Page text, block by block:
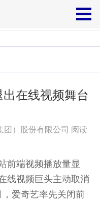
在线视频舞台
团）股份有限公司 阅读
前端视频播放量显
线视频巨头主动取消
爱奇艺率先关闭前